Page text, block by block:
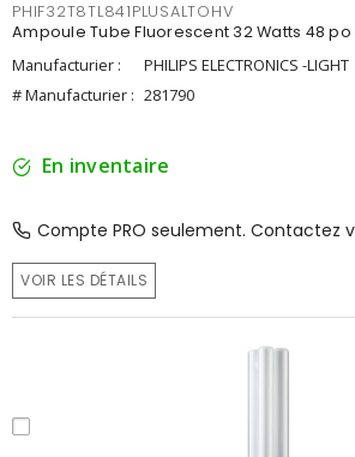
PHIF32T8TL841PLUSALTOHV
Ampoule Tube Fluorescent 32 Watts 48 po
Manufacturier :
PHILIPS ELECTRONICS -LIGHT
# Manufacturier : 281790
En inventaire
Compte PRO seulement. Contactez
VOIR LES DÉTAILS